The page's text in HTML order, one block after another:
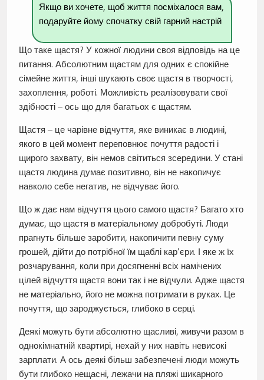
Якщо ви хочете, щоб життя посміхалося вам,
подаруйте йому спочатку свій гарний настрій
Що таке щастя? У кожної людини своя відповідь на це
питання. Абсолютним щастям для одних є спокійне
сімейне життя, інші шукають своє щастя в творчості,
захоплення, роботі. Можливість реалізовувати свої
здібності – ось що для багатьох є щастям.
Щастя – це чарівне відчуття, яке виникає в людині,
якого в цей момент переповнює почуття радості і
щирого захвату, він немов світиться зсередини. У стані
щастя людина думає позитивно, він не накопичує
навколо себе негатив, не відчуває його.
Що ж дає нам відчуття цього самого щастя? Багато хто
думає, що щастя в матеріальному добробуті. Люди
прагнуть більше заробити, накопичити певну суму
грошей, дійти до потрібної їм щаблі кар’єри. І яке ж їх
розчарування, коли при досягненні всіх намічених
цілей відчуття щастя вони так і не відчули. Адже щастя
не матеріально, його не можна потримати в руках. Це
почуття, що зароджується, глибоко в серці.
Деякі можуть бути абсолютно щасливі, живучи разом в
однокімнатній квартирі, нехай у них навіть невисокі
зарплати. А ось деякі більш забезпечені люди можуть
бути глибоко нещасні, лежачи на пляжі шикарного